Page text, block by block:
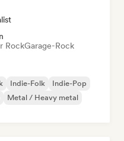
RockGarage-Rock
Indie-Folk
Indie-Pop
Metal / Heavy metal